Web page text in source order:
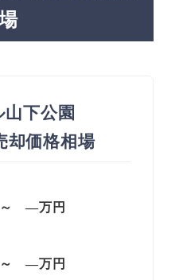
下公園
却価格相場
—万円
—万円